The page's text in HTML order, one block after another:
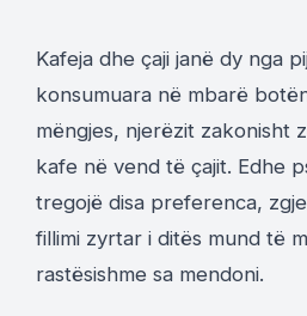
Kafeja dhe çaji janë dy nga
konsumuara në mbarë
mëngjes, njerëzit zakonisht
kafe në vend të çajit. Edhe
tregojë disa preferenca,
fillimi zyrtar i ditës mund të
rastësishme sa mendoni.